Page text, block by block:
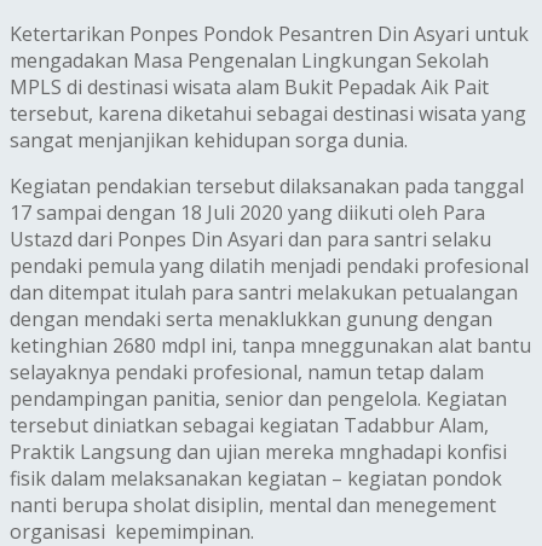
Ketertarikan Ponpes Pondok Pesantren Din Asyari untuk
mengadakan Masa Pengenalan Lingkungan Sekolah
MPLS di destinasi wisata alam Bukit Pepadak Aik Pait
tersebut, karena diketahui sebagai destinasi wisata yang
sangat menjanjikan kehidupan sorga dunia.
Kegiatan pendakian tersebut dilaksanakan pada tanggal
17 sampai dengan 18 Juli 2020 yang diikuti oleh Para
Ustazd dari Ponpes Din Asyari dan para santri selaku
pendaki pemula yang dilatih menjadi pendaki profesional
dan ditempat itulah para santri melakukan petualangan
dengan mendaki serta menaklukkan gunung dengan
ketinghian 2680 mdpl ini, tanpa mneggunakan alat bantu
selayaknya pendaki profesional, namun tetap dalam
pendampingan panitia, senior dan pengelola. Kegiatan
tersebut diniatkan sebagai kegiatan Tadabbur Alam,
Praktik Langsung dan ujian mereka mnghadapi konfisi
fisik dalam melaksanakan kegiatan – kegiatan pondok
nanti berupa sholat disiplin, mental dan menegement
organisasi kepemimpinan.